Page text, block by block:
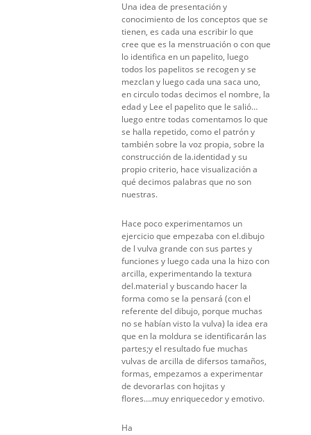
Una idea de presentación y
conocimiento de los conceptos que se
tienen, es cada una escribir lo que
cree que es la menstruación o con que
lo identifica en un papelito, luego
todos los papelitos se recogen y se
mezclan y luego cada una saca uno,
en circulo todas decimos el nombre, la
edad y Lee el papelito que le salió…
luego entre todas comentamos lo que
se halla repetido, como el patrón y
también sobre la voz propia, sobre la
construcción de la.identidad y su
propio criterio, hace visualización a
qué decimos palabras que no son
nuestras.
Hace poco experimentamos un
ejercicio que empezaba con el.dibujo
de l vulva grande con sus partes y
funciones y luego cada una la hizo con
arcilla, experimentando la textura
del.material y buscando hacer la
forma como se la pensará (con el
referente del dibujo, porque muchas
no se habían visto la vulva) la idea era
que en la moldura se identificarán las
partes;y el resultado fue muchas
vulvas de arcilla de difersos tamaños,
formas, empezamos a experimentar
de devorarlas con hojitas y
flores….muy enriquecedor y emotivo.
Ha